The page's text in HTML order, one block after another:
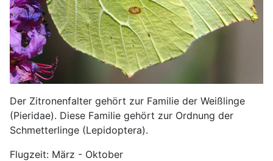
Der Zitronenfalter gehört zur Familie der Weißlinge
(Pieridae). Diese Familie gehört zur Ordnung der
Schmetterlinge (Lepidoptera).
Flugzeit: März - Oktober